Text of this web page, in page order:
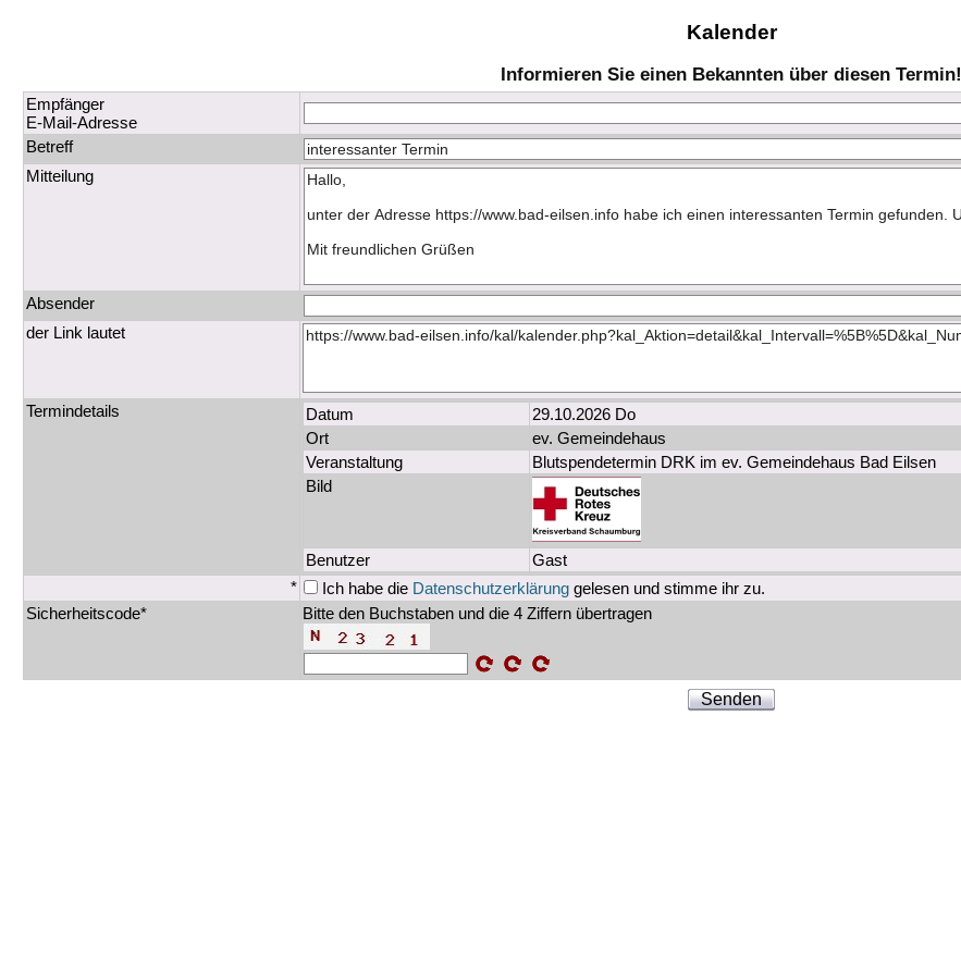
Kalender
Informieren Sie einen Bekannten über diesen Termin!
Empfänger
E-Mail-Adresse
Betreff
Mitteilung
Absender
der Link lautet
Termindetails Datum
29.10.2026 Do
Ort
ev. Gemeindehaus
Veranstaltung
Blutspendetermin DRK im ev. Gemeindehaus Bad Eilsen
Bild
Benutzer
Gast
*
Ich habe die Datenschutzerklärung gelesen und stimme ihr zu.
Sicherheitscode*
Bitte den Buchstaben und die 4 Ziffern übertragen